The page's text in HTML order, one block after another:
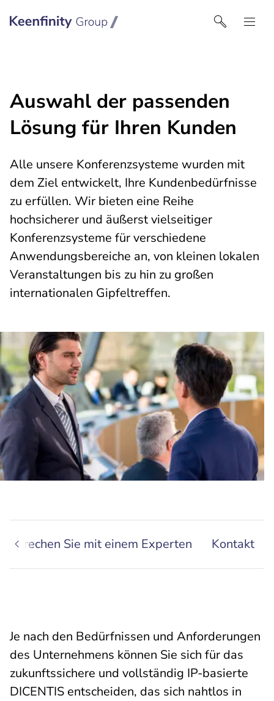
Keenfinity Group I Germany
Auswahl der passenden
Lösung für Ihren Kunden
Alle unsere Konferenzsysteme wurden mit
dem Ziel entwickelt, Ihre Kundenbedürfnisse
zu erfüllen. Wir bieten eine Reihe
hochsicherer und äußerst vielseitiger
Konferenzsysteme für verschiedene
Anwendungsbereiche an, von kleinen lokalen
Veranstaltungen bis zu hin zu großen
internationalen Gipfeltreffen.
Sprechen Sie mit einem Experten Kontakt
Je nach den Bedürfnissen und Anforderungen
des Unternehmens können Sie sich für das
zukunftssichere und vollständig IP-basierte
DICENTIS entscheiden, das sich nahtlos in